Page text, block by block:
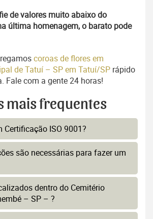
de valores muito abaixo do
última homenagem, o barato pode
coroas de flores em
de Tatuí – SP em Tatuí/SP rápido
Fale com a gente 24 horas!
mais frequentes
Certificação ISO 9001?
são necessárias para fazer um
dentro do Cemitério
– SP – ?